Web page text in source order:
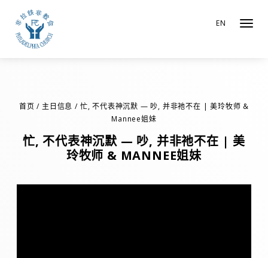
EN
首页 / 主日信息 / 忙, 不代表神沉默 — 吵, 并非祂不在 | 美玲牧师 &
Mannee姐妹
忙, 不代表神沉默 — 吵, 并非祂不在 | 美
玲牧师 & MANNEE姐妹